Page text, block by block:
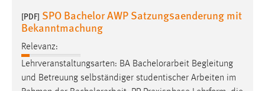
[PDF] SPO Bachelor AWP Satzungsaenderung mit
Bekanntmachung
Relevanz:
Lehrveranstaltungsarten: BA Bachelorarbeit Begleitung
und Betreuung selbständiger studentischer Arbeiten im
Name:
fe_user, be_user, be_lastLoginProvider
Zweck:
Dieser Cookie ist notwendig um sich an der Website
einloggen zu können.